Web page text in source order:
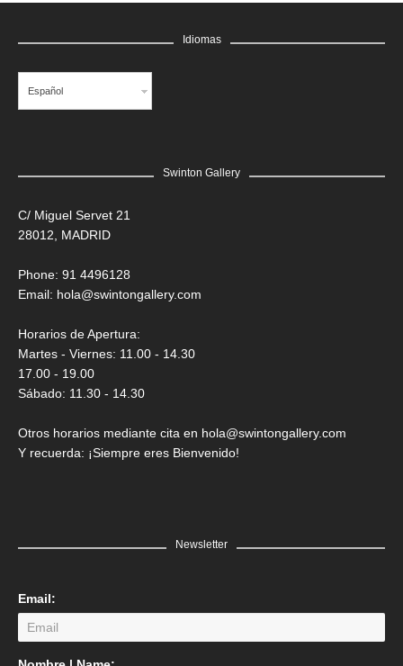
LEER MÁS
Idiomas
Español
Swinton Gallery
C/ Miguel Servet 21
28012, MADRID
Phone: 91 4496128
Email: hola@swintongallery.com
Horarios de Apertura:
Martes - Viernes: 11.00 - 14.30
17.00 - 19.00
Sábado: 11.30 - 14.30
Otros horarios mediante cita en hola@swintongallery.com
Y recuerda: ¡Siempre eres Bienvenido!
Newsletter
Email: